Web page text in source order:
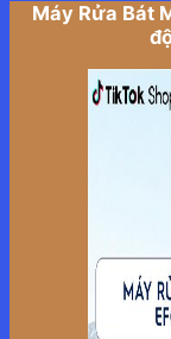
Máy Rửa Bát